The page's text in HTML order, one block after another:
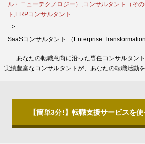
ル・ニューテクノロジー）;コンサルタント（そ
ト;ERPコンサルタント
SaaSコンサルタント （Enterprise
あなたの転職意向に沿った専任コンサルタン
実績豊富なコンサルタントが、あなたの転職活動
【簡単3分!】転職支援サービスを使